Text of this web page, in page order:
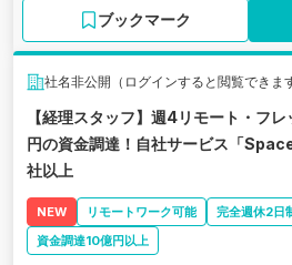
ブックマーク
社名非公開（ログインすると閲覧できま
【経理スタッフ】週4リモート・フ
円の資金調達！自社サービス「
社以上
NEW リモートワーク可能 完全週休2日
資金調達10億円以上